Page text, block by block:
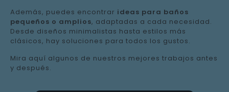
Además, puedes encontrar ideas para baños
pequeños o amplios, adaptadas a cada necesidad.
Desde diseños minimalistas hasta estilos más
clásicos, hay soluciones para todos los gustos.
Mira aquí algunos de nuestros mejores trabajos antes
y después.